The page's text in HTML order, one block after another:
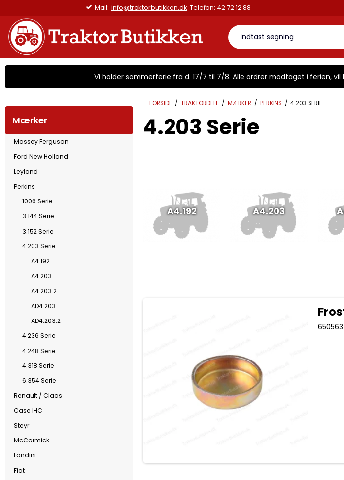
Mail: info@traktorbutikken.dk
Vi holder sommerferie fra d. 17/7 til 7/8. Alle ordrer modtaget i ferien,
Mærker
Massey Ferguson
Ford New Holland
Leyland
Perkins
1006 Serie
3.144 Serie
3.152 Serie
4.203 Serie
A4.192
A4.203
A4.203.2
AD4.203
AD4.203.2
4.236 Serie
4.248 Serie
4.318 Serie
6.354 Serie
Renault / Claas
Case IHC
Steyr
McCormick
Landini
Fiat
FORSIDE / TRAKTORDELE / MÆRKER / PERKINS / 4.203 SERIE
4.203 Serie
A4.192 A4.203
650563